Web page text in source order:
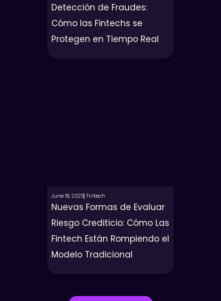
Detección de Fraudes:
Cómo las Fintechs se
Protegen en Tiempo Real
June 18, 2025 Fintech
Nuevas Formas de Evaluar
Riesgo Crediticio: Cómo Las
Fintech Están Rompiendo el
Modelo Tradicional